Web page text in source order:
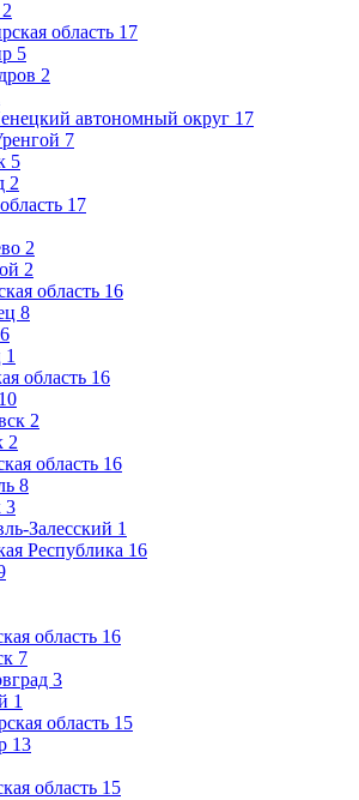
2
область 17
5
2
автономный округ 17
7
5
2
17
2
2
область 16
8
6
1
область 16
10
2
2
область 16
8
3
Залесский 1
Республика 16
область 16
7
3
1
область 15
13
область 15